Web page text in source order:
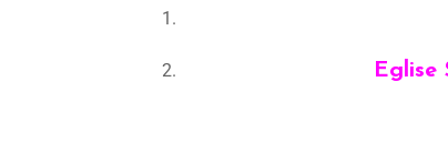
Eglise